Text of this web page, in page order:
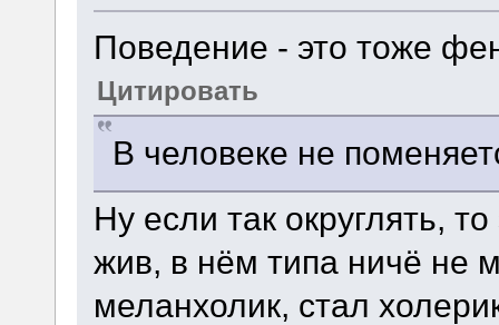
Поведение - это тоже
Цитировать
В человеке не
Ну если так округлять,
жив, в нём типа ничё не
меланхолик, стал